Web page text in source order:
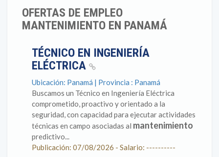
OFERTAS DE EMPLEO
MANTENIMIENTO EN PANAMÁ
TÉCNICO EN INGENIERÍA
ELÉCTRICA
Ubicación: Panamá | Provincia : Panamá
Buscamos un Técnico en Ingeniería Eléctrica
comprometido, proactivo y orientado a la
seguridad, con capacidad para ejecutar actividades
técnicas en campo asociadas al mantenimiento
predictivo...
Publicación: 07/08/2026 - Salario: ----------